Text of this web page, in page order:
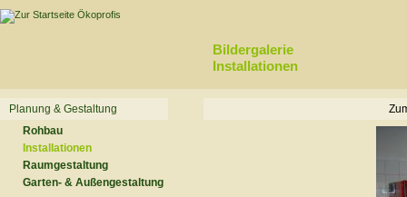
Bildergalerie
Installationen
Planung & Gestaltung
Rohbau
Installationen
Raumgestaltung
Garten- & Außengestaltung